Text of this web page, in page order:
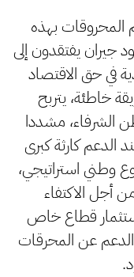
المحروقات بهذه
جيران يفتقدون إلى
في حق الاقتصاد
خاطئة، يتربح
الشرفاء، مشددا
في بند الدعم كارثة كبرى
وطني استراتيجي،
أجل الاكتفاء
قطاع خاص
عن المحرقات